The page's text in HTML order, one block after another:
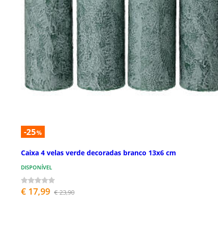
-25%
Caixa 4 velas verde decoradas branco 13x6 cm
DISPONÍVEL
€ 17,99 € 23,90